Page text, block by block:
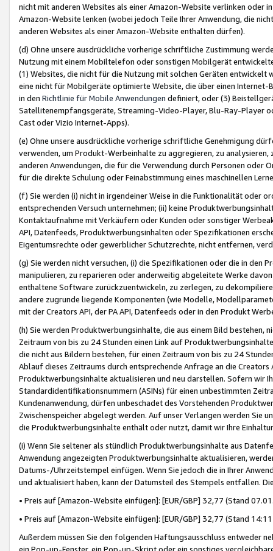
nicht mit anderen Websites als einer Amazon-Website verlinken oder
Amazon-Website lenken (wobei jedoch Teile Ihrer Anwendung, die
anderen Websites als einer Amazon-Website enthalten dürfen).
(d) Ohne unsere ausdrückliche vorherige schriftliche Zustimmung
Nutzung mit einem Mobiltelefon oder sonstigen Mobilgerät
(1) Websites, die nicht für die Nutzung mit solchen Geräten
eine nicht für Mobilgeräte optimierte Website, die über einen
in den Richtlinie für Mobile Anwendungen definiert, oder (3)
Satellitenempfangsgeräte, Streaming-Video-Player, Blu-Ray-Player
Cast oder Vizio Internet-Apps).
(e) Ohne unsere ausdrückliche vorherige schriftliche Genehmigung
verwenden, um Produkt-Werbeinhalte zu aggregieren, zu
anderen Anwendungen, die für die Verwendung durch Personen
für die direkte Schulung oder Feinabstimmung eines maschinellen
(f) Sie werden (i) nicht in irgendeiner Weise in die Funktionalität oder
entsprechenden Versuch unternehmen; (ii) keine
Kontaktaufnahme mit Verkäufern oder Kunden oder sonstiger
API, Datenfeeds, Produktwerbungsinhalten oder Spezifikationen
Eigentumsrechte oder gewerblicher Schutzrechte, nicht entfernen,
(g) Sie werden nicht versuchen, (i) die Spezifikationen oder die in
manipulieren, zu reparieren oder anderweitig abgeleitete Werke
enthaltene Software zurückzuentwickeln, zu zerlegen, zu
andere zugrunde liegende Komponenten (wie Modelle,
mit der Creators API, der PA API, Datenfeeds oder in den Produkt
(h) Sie werden Produktwerbungsinhalte, die aus einem Bild bestehen,
Zeitraum von bis zu 24 Stunden einen Link auf
die nicht aus Bildern bestehen, für einen Zeitraum von bis zu 24
Ablauf dieses Zeitraums durch entsprechende Anfrage an die
Produktwerbungsinhalte aktualisieren und neu darstellen. Sofern wir
Standardidentifikationsnummern (ASINs) für einen unbestimmten
Kundenanwendung, dürfen unbeschadet des Vorstehenden
Zwischenspeicher abgelegt werden. Auf unser Verlangen werden Sie
die Produktwerbungsinhalte enthält oder nutzt, damit wir Ihre
(i) Wenn Sie seltener als stündlich Produktwerbungsinhalte aus
Anwendung angezeigten Produktwerbungsinhalte aktualisieren,
Datums-/Uhrzeitstempel einfügen. Wenn Sie jedoch die in Ihrer
und aktualisiert haben, kann der Datumsteil des Stempels entfallen.
• Preis auf [Amazon-Website einfügen]: [EUR/GBP] 32,77 (Stand
• Preis auf [Amazon-Website einfügen]: [EUR/GBP] 32,77 (Stand
Außerdem müssen Sie den folgenden Haftungsausschluss entweder
ein Pop-up-Fenster, ein Pop-up-Skript oder ein sonstiges